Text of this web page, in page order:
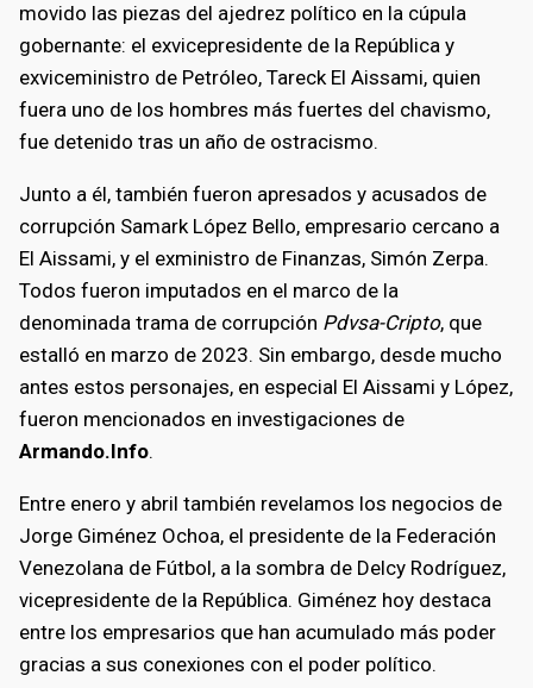
movido las piezas del ajedrez político en la cúpula
gobernante: el exvicepresidente de la República y
exviceministro de Petróleo, Tareck El Aissami, quien
fuera uno de los hombres más fuertes del chavismo,
fue detenido tras un año de ostracismo.
Junto a él, también fueron apresados y acusados de
corrupción Samark López Bello, empresario cercano a
El Aissami, y el exministro de Finanzas, Simón Zerpa.
Todos fueron imputados en el marco de la
denominada trama de corrupción Pdvsa-Cripto, que
estalló en marzo de 2023. Sin embargo, desde mucho
antes estos personajes, en especial El Aissami y López,
fueron mencionados en investigaciones de
Armando.Info.
Entre enero y abril también revelamos los negocios de
Jorge Giménez Ochoa, el presidente de la Federación
Venezolana de Fútbol, a la sombra de Delcy Rodríguez,
vicepresidente de la República. Giménez hoy destaca
entre los empresarios que han acumulado más poder
gracias a sus conexiones con el poder político.